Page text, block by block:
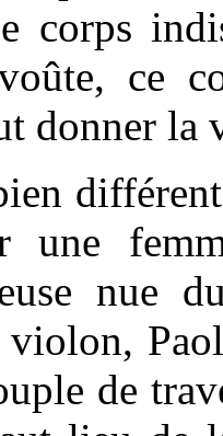
corps
ce
donner la
une
nue
violon,
de